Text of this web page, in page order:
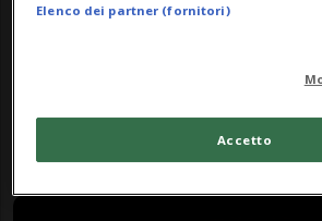
Una nuova moneta
che celebra
Elenco dei partner (fornitori)
Accetto